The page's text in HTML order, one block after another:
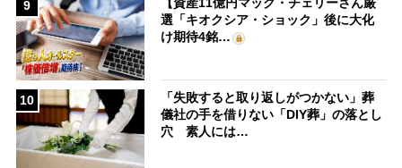
9
選「キオクシア・ショック」後に大化
け期待4銘…
10
「失敗すると取り返しがつかない」葬
儀社の手を借りない「DIY葬」の落とし
穴 素人には…